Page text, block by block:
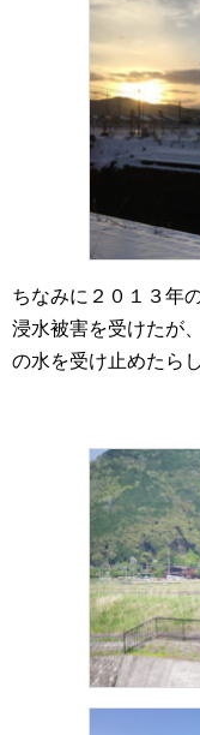
ちなみに２０１３年
浸水被害を受けたが
の水を受け止めたらし